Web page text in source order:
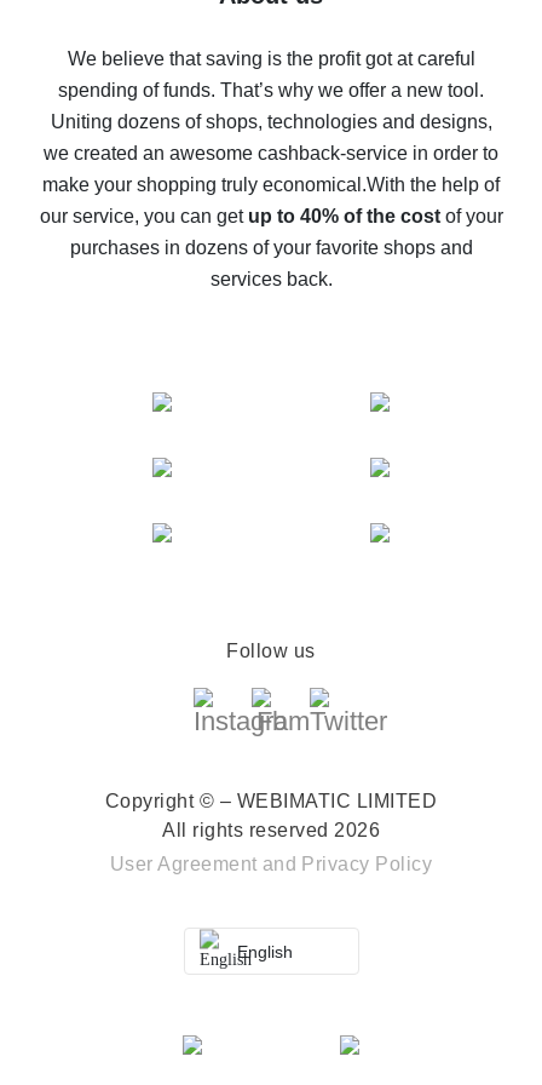
back
10% cash back on AliExpress - the impossible is
possible
The best cash back on AliExpress - how to find it
The best cash back service for AliExpress - let's
compare offers
We believe that saving is the profit got at careful
spending of funds. That’s why we offer a new tool.
Uniting dozens of shops, technologies and designs,
we created an awesome cashback-service in order to
make your shopping truly economical.With the help of
our service, you can get up to 40% of the costof your
purchases in dozens of your favorite shops and
services back.
Follow us
Copyright © – WEBIMATIC LIMITED
All rights reserved 2026
User Agreement and Privacy Policy
English